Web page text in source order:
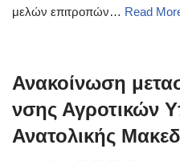
μελών επιτροπών… Read
Ανακοίνωση
νσης Αγροτικών
Ανατολικής